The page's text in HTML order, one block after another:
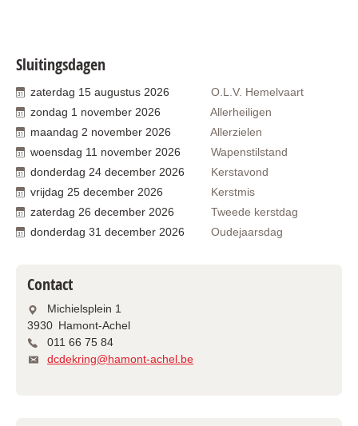
Sluitingsdagen
zaterdag 15 augustus 2026
O.L.V. Hemelvaart
zondag 1 november 2026
Allerheiligen
maandag 2 november 2026
Allerzielen
woensdag 11 november 2026
Wapenstilstand
donderdag 24 december 2026
Kerstavond
vrijdag 25 december 2026
Kerstmis
zaterdag 26 december 2026
Tweede kerstdag
donderdag 31 december 2026 Oudejaarsdag
Contact
Michielsplein 1
3930 Hamont-Achel
011 66 75 84
dcdekring@hamont-achel.be